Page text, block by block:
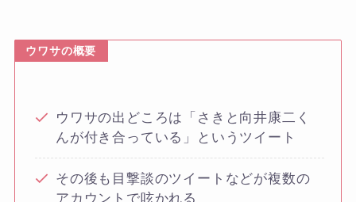
ウワサの概要
ウワサの出どころは「さきと向井康二く
んが付き合っている」というツイート
その後も目撃談のツイートなどが複数の
アカウントで呟かれる